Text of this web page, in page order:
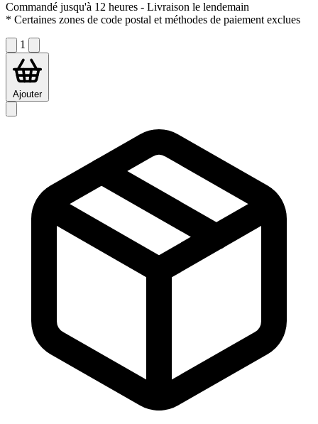
Commandé jusqu'à 12 heures - Livraison le lendemain
* Certaines zones de code postal et méthodes de paiement exclues
1
Ajouter